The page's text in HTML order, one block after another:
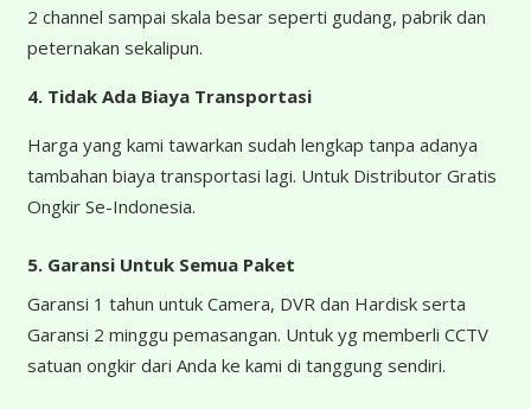
2 channel sampai skala besar seperti gudang, pabrik dan
peternakan sekalipun.
4. Tidak Ada Biaya Transportasi
Harga yang kami tawarkan sudah lengkap tanpa adanya
tambahan biaya transportasi lagi. Untuk Distributor Gratis
Ongkir Se-Indonesia.
5. Garansi Untuk Semua Paket
Garansi 1 tahun untuk Camera, DVR dan Hardisk serta
Garansi 2 minggu pemasangan. Untuk yg memberli CCTV
satuan ongkir dari Anda ke kami di tanggung sendiri.